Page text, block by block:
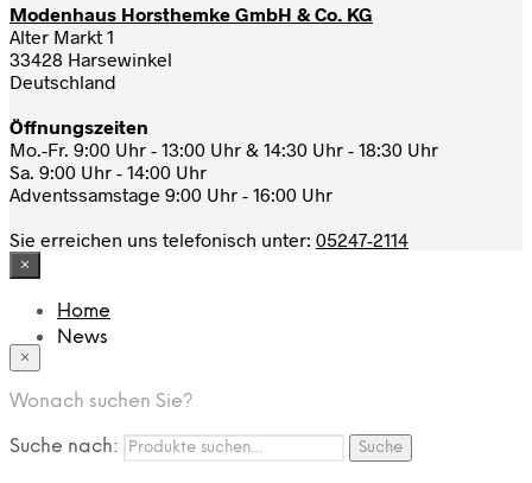
Modenhaus Horsthemke GmbH & Co. KG
Alter Markt 1
33428 Harsewinkel
Deutschland
Öffnungszeiten
Mo.-Fr. 9:00 Uhr - 13:00 Uhr & 14:30 Uhr - 18:30 Uhr
Sa. 9:00 Uhr - 14:00 Uhr
Adventssamstage 9:00 Uhr - 16:00 Uhr
Sie erreichen uns telefonisch unter: 05247-2114
×
Home
News
App
FAQ
Nutzungbedingungen
Marken
×
Wonach suchen Sie?
Suche nach: Suche